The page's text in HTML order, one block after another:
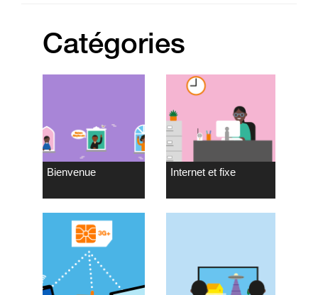
Catégories
Bienvenue Internet et fixe